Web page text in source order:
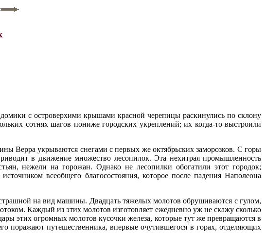
с островерхими крышами красной черепицы раскинулись по склону
сотнях шагов пониже городских укреплений; их когда-то выстроили
Верра укрываются снегами с первых же октябрьских заморозков. С горы
в движение множество лесопилок. Эта нехитрая промышленность
нежели на горожан. Однако не лесопилки обогатили этот городок;
всеобщего благосостояния, которое после падения Наполеона
на вид машины. Двадцать тяжелых молотов обрушиваются с гулом,
Каждый из этих молотов изготовляет ежедневно уж не скажу сколько
этих огромных молотов кусочки железа, которые тут же превращаются в
поражают путешественника, впервые очутившегося в горах, отделяющих